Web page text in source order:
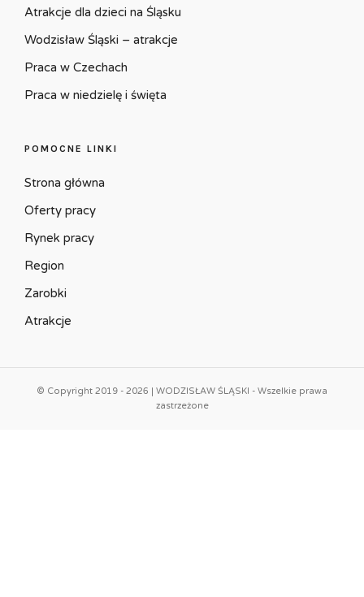
Atrakcje dla dzieci na Śląsku
Wodzisław Śląski – atrakcje
Praca w Czechach
Praca w niedzielę i święta
POMOCNE LINKI
Strona główna
Oferty pracy
Rynek pracy
Region
Zarobki
Atrakcje
© Copyright 2019 - 2026 | WODZISŁAW ŚLĄSKI - Wszelkie prawa
zastrzeżone